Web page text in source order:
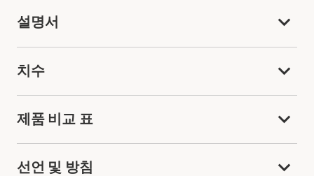
설명서
치수
제품 비교 표
선언 및 방침